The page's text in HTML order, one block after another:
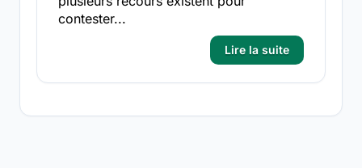
contester...
Lire la suite